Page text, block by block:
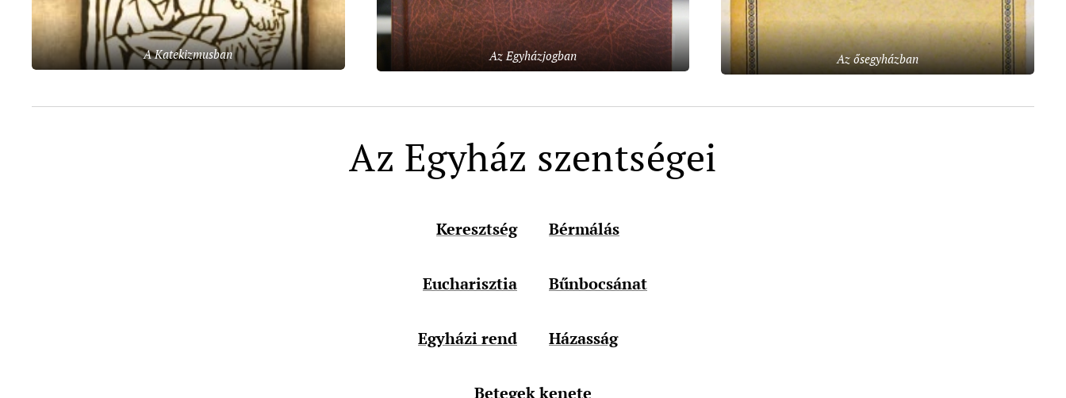
A Katekizmusban Az Egyházjogban Az ősegyházban
Az Egyház szentségei
Keresztség Bérmálás
Eucharisztia Bűnbocsánat
Egyházi rend Házasság
Betegek kenete